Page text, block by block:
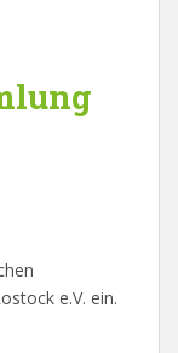
e.V. ein.